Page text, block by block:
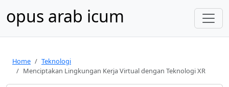
opus arab icum
Home
Teknologi
Menciptakan Lingkungan Kerja Virtual dengan Teknologi XR